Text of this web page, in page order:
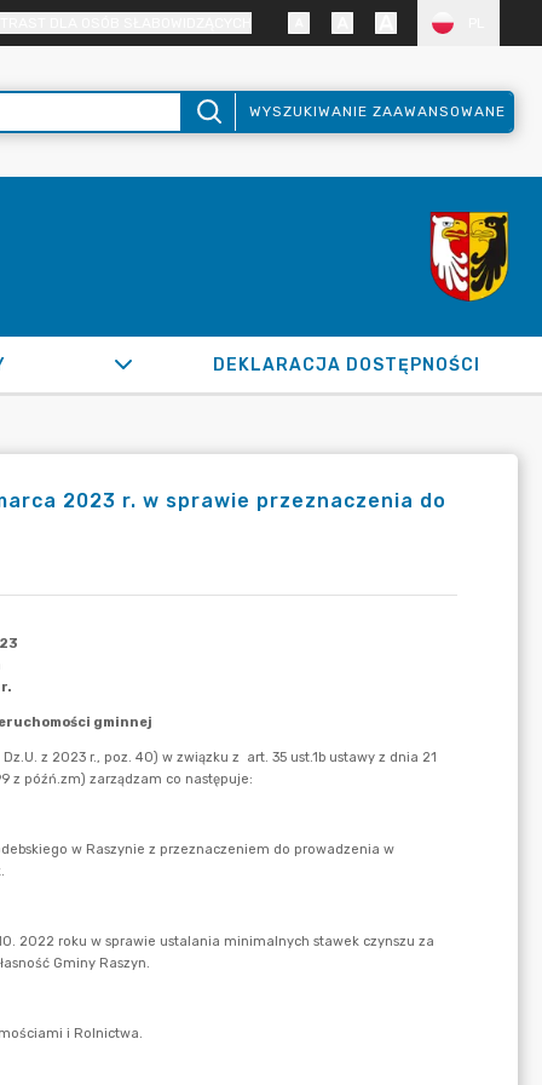
WYSZUKIWANIE ZAAWANSOWANE
DEKLARACJA DOSTĘPNOŚCI
2023 r. w sprawie przeznaczenia do